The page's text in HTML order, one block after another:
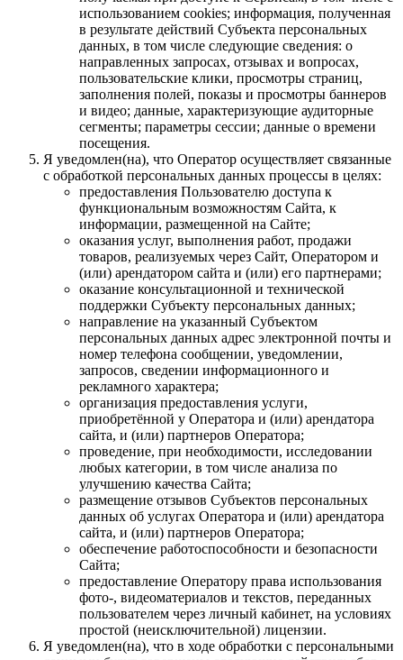
использованием cookies; информация, полученная
в результате действий Субъекта персональных
данных, в том числе следующие сведения: о
направленных запросах, отзывах и вопросах,
пользовательские клики, просмотры страниц,
заполнения полей, показы и просмотры баннеров
и видео; данные, характеризующие аудиторные
сегменты; параметры сессии; данные о времени
посещения.
Я уведомлен(на), что Оператор осуществляет связанные
с обработкой персональных данных процессы в целях:
предоставления Пользователю доступа к
функциональным возможностям Сайта, к
информации, размещенной на Сайте;
оказания услуг, выполнения работ, продажи
товаров, реализуемых через Сайт, Оператором и
(или) арендатором сайта и (или) его партнерами;
оказание консультационной и технической
поддержки Субъекту персональных данных;
направление на указанный Субъектом
персональных данных адрес электронной почты и
номер телефона сообщении, уведомлении,
запросов, сведении информационного и
рекламного характера;
организация предоставления услуги,
приобретённой у Оператора и (или) арендатора
сайта, и (или) партнеров Оператора;
проведение, при необходимости, исследовании
любых категории, в том числе анализа по
улучшению качества Сайта;
размещение отзывов Субъектов персональных
данных об услугах Оператора и (или) арендатора
сайта, и (или) партнеров Оператора;
обеспечение работоспособности и безопасности
Сайта;
предоставление Оператору права использования
фото-, видеоматериалов и текстов, переданных
пользователем через личный кабинет, на условиях
простой (неисключительной) лицензии.
Я уведомлен(на), что в ходе обработки с персональными